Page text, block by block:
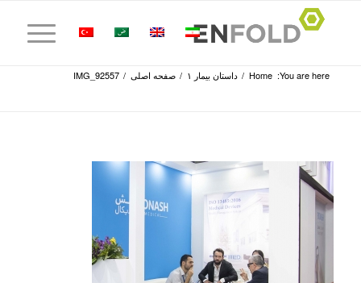
You are here:
Home
/ داستان بیمار ۱ / صفحه اصلی /
IMG_92557